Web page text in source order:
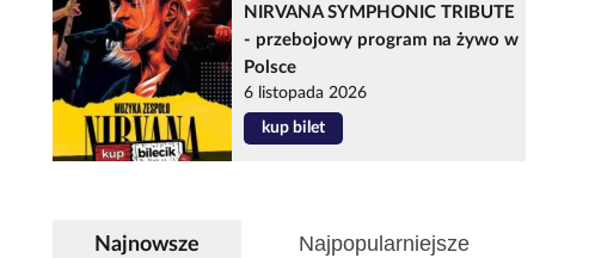
NIRVANA SYMPHONIC TRIBUTE
- przebojowy program na żywo w
Polsce
6 listopada 2026
kup bilet
Najnowsze Najpopularniejsze